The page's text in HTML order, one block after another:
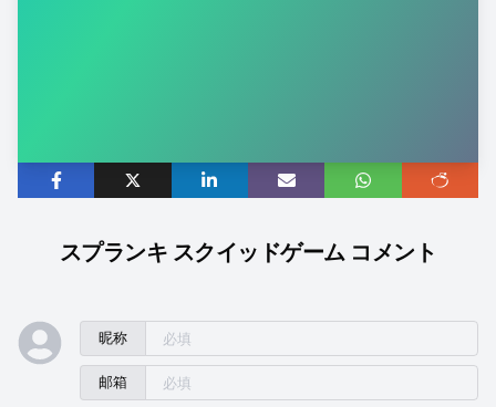
スプランキ スクイッドゲーム コメント
昵称
邮箱